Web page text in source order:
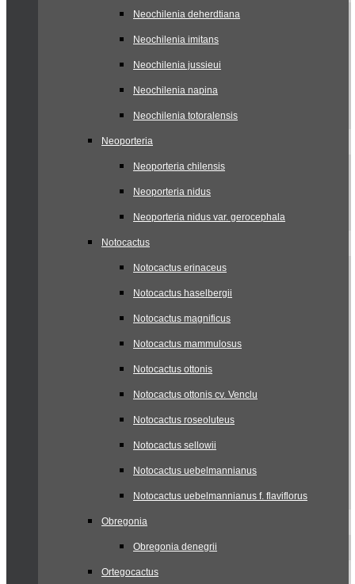
Neochilenia deherdtiana
Neochilenia imitans
Neochilenia jussieui
Neochilenia napina
Neochilenia totoralensis
Neoporteria
Neoporteria chilensis
Neoporteria nidus
Neoporteria nidus var. gerocephala
Notocactus
Notocactus erinaceus
Notocactus haselbergii
Notocactus magnificus
Notocactus mammulosus
Notocactus ottonis
Notocactus ottonis cv. Venclu
Notocactus roseoluteus
Notocactus sellowii
Notocactus uebelmannianus
Notocactus uebelmannianus f. flaviflorus
Obregonia
Obregonia denegrii
Ortegocactus